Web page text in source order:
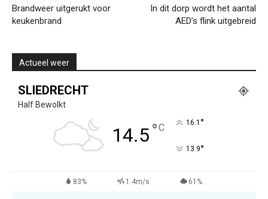
Brandweer uitgerukt voor
keukenbrand
In dit dorp wordt het aantal
AED’s flink uitgebreid
Actueel weer
SLIEDRECHT
Half Bewolkt
14.5°C 16.1 °
13.9°
83% 1.4m/s 61%